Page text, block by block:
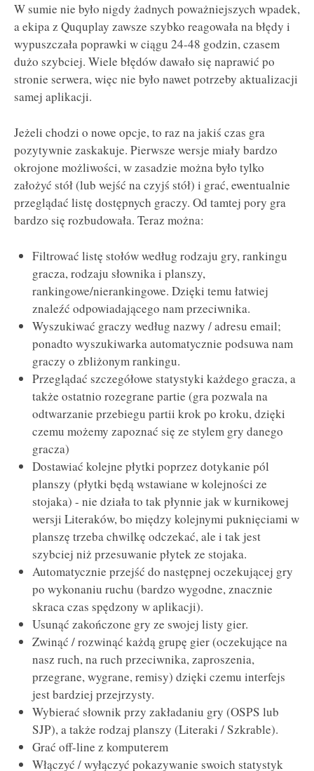
W sumie nie było nigdy żadnych poważniejszych wpadek,
a ekipa z Ququplay zawsze szybko reagowała na błędy i
wypuszczała poprawki w ciągu 24-48 godzin, czasem
dużo szybciej. Wiele błędów dawało się naprawić po
stronie serwera, więc nie było nawet potrzeby aktualizacji
samej aplikacji.
Jeżeli chodzi o nowe opcje, to raz na jakiś czas gra
pozytywnie zaskakuje. Pierwsze wersje miały bardzo
okrojone możliwości, w zasadzie można było tylko
założyć stół (lub wejść na czyjś stół) i grać, ewentualnie
przeglądać listę dostępnych graczy. Od tamtej pory gra
bardzo się rozbudowała. Teraz można:
Filtrować listę stołów według rodzaju gry, rankingu
gracza, rodzaju słownika i planszy,
rankingowe/nierankingowe. Dzięki temu łatwiej
znaleźć odpowiadającego nam przeciwnika.
Wyszukiwać graczy według nazwy / adresu email;
ponadto wyszukiwarka automatycznie podsuwa nam
graczy o zbliżonym rankingu.
Przeglądać szczegółowe statystyki każdego gracza, a
także ostatnio rozegrane partie (gra pozwala na
odtwarzanie przebiegu partii krok po kroku, dzięki
czemu możemy zapoznać się ze stylem gry danego
gracza)
Dostawiać kolejne płytki poprzez dotykanie pól
planszy (płytki będą wstawiane w kolejności ze
stojaka) - nie działa to tak płynnie jak w kurnikowej
wersji Literaków, bo między kolejnymi puknięciami w
planszę trzeba chwilkę odczekać, ale i tak jest
szybciej niż przesuwanie płytek ze stojaka.
Automatycznie przejść do następnej oczekującej gry
po wykonaniu ruchu (bardzo wygodne, znacznie
skraca czas spędzony w aplikacji).
Usunąć zakończone gry ze swojej listy gier.
Zwinąć / rozwinąć każdą grupę gier (oczekujące na
nasz ruch, na ruch przeciwnika, zaproszenia,
przegrane, wygrane, remisy) dzięki czemu interfejs
jest bardziej przejrzysty.
Wybierać słownik przy zakładaniu gry (OSPS lub
SJP), a także rodzaj planszy (Literaki / Szkrable).
Grać off-line z komputerem
Włączyć / wyłączyć pokazywanie swoich statystyk